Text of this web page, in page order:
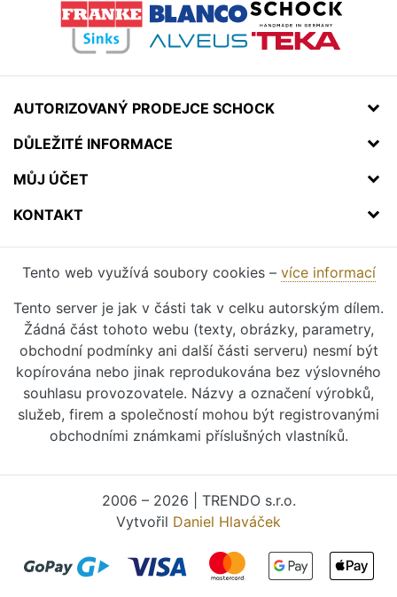
AUTORIZOVANÝ PRODEJCE SCHOCK
DŮLEŽITÉ INFORMACE
MŮJ ÚČET
KONTAKT
Tento web využívá soubory cookies – více informací
Tento server je jak v části tak v celku autorským dílem.
Žádná část tohoto webu (texty, obrázky, parametry,
obchodní podmínky ani další části serveru) nesmí být
kopírována nebo jinak reprodukována bez výslovného
souhlasu provozovatele. Názvy a označení výrobků,
služeb, firem a společností mohou být registrovanými
obchodními známkami příslušných vlastníků.
2006 – 2026 | TRENDO s.r.o.
Vytvořil Daniel Hlaváček